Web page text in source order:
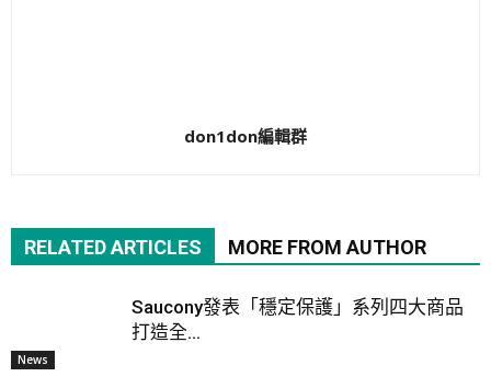
don1don編輯群
RELATED ARTICLES MORE FROM AUTHOR
News
Saucony發表「穩定保護」系列四大商品
打造全...